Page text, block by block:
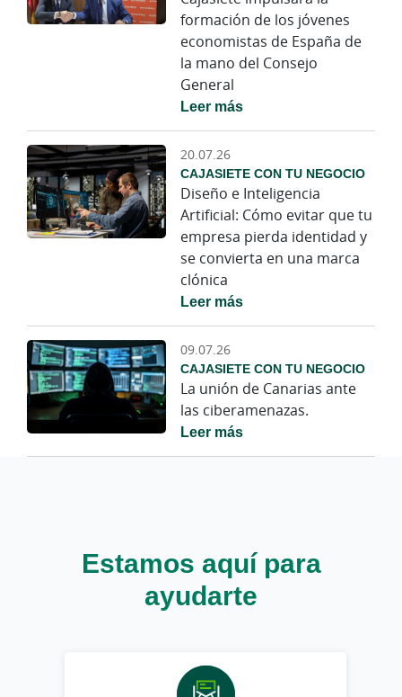
formación de los jóvenes
economistas de España de
la mano del Consejo
General
Leer más
20.07.26
CAJASIETE CON TU NEGOCIO
Diseño e Inteligencia
Artificial: Cómo evitar que tu
empresa pierda identidad y
se convierta en una marca
clónica
Leer más
09.07.26
CAJASIETE CON TU NEGOCIO
La unión de Canarias ante
las ciberamenazas.
Leer más
Estamos aquí para
ayudarte